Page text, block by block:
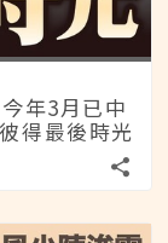
年3月已中
得最後時光